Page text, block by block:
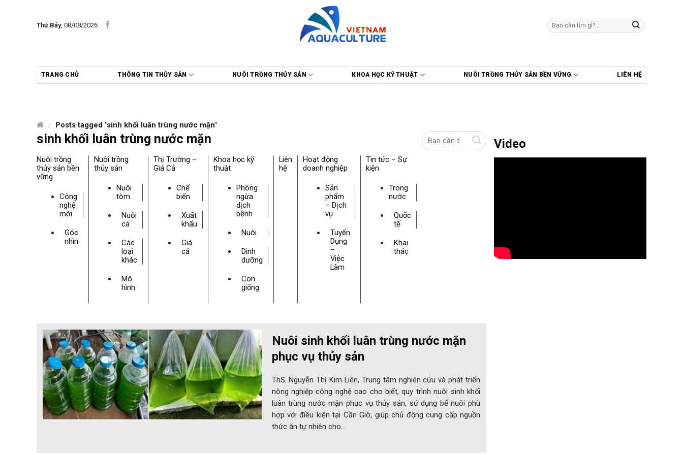
Thứ Bảy, 08/08/2026
Tìm
kiếm:
TRANG CHỦ THÔNG TIN THỦY SẢN NUÔI TRỒNG THỦY SẢN KHOA HỌC KỸ THUẬT NUÔI TRỒNG THỦY SẢN BỀN VỮNG LIÊN HỆ
/ Posts tagged "sinh khối luân trùng nước mặn"
sinh khối luân trùng nước mặn
Nuôi trồng
thủy sản bền
vững
Công
nghệ
mới
Góc
nhìn
Nuôi trồng
thủy sản
Nuôi
tôm
Nuôi
cá
Các
loại
khác
Mô
hình
Thị Trường –
Giá Cả
Chế
biến
Xuất
khẩu
Giá
cả
Khoa học kỹ
thuật
Phòng
ngừa
dịch
bệnh
Nuôi
Dinh
dưỡng
Con
giống
Liên
hệ
Hoạt động
doanh nghiệp
Sản
phẩm
– Dịch
vụ
Tuyển
Dụng
–
Việc
Làm
Tin tức – Sự
kiện
Trong
nước
Quốc
tế
Khai
thác
Nuôi sinh khối luân trùng nước mặn
phục vụ thủy sản
ThS. Nguyễn Thị Kim Liên, Trung tâm nghiên cứu và phát triển
nông nghiệp công nghệ cao cho biết, quy trình nuôi sinh khối
luân trùng nước mặn phục vụ thủy sản, sử dụng bể nuôi phù
hợp với điều kiện tại Cần Giờ, giúp chủ động cung cấp nguồn
thức ăn tự nhiên cho…
Video